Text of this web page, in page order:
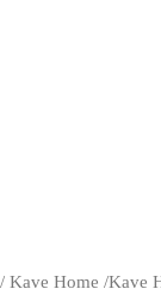
/ Kave Home /Kave